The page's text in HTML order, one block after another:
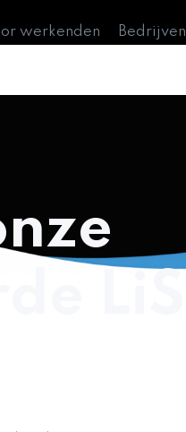
werkenden Bedrijven